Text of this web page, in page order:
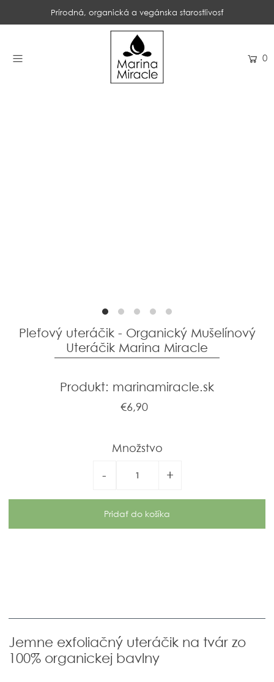
Prírodná, organická a vegánska starostlivosť
0
Pleťový uteráčik - Organický Mušelínový
Uteráčik Marina Miracle
Produkt: marinamiracle.sk
€6,90
Množstvo
- +
Jemne exfoliačný uteráčik na tvár zo
100% organickej bavlny
DOMOV